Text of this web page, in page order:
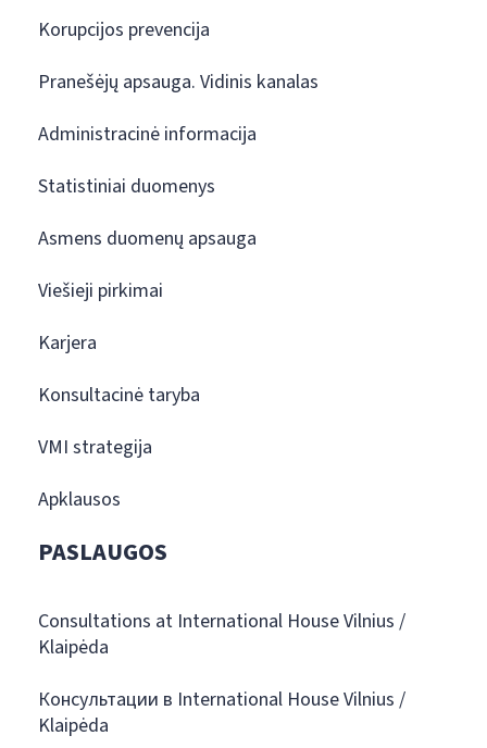
Korupcijos prevencija
Pranešėjų apsauga. Vidinis kanalas
Administracinė informacija
Statistiniai duomenys
Asmens duomenų apsauga
Viešieji pirkimai
Karjera
Konsultacinė taryba
VMI strategija
Apklausos
PASLAUGOS
Consultations at International House Vilnius /
Klaipėda
Консультации в International House Vilnius /
Klaipėda